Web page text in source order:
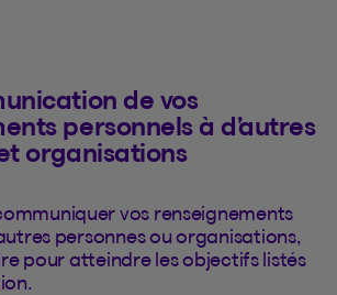
de vos
personnels à d’autres
organisations
vos renseignements
personnes ou organisations,
pour atteindre les objectifs listés